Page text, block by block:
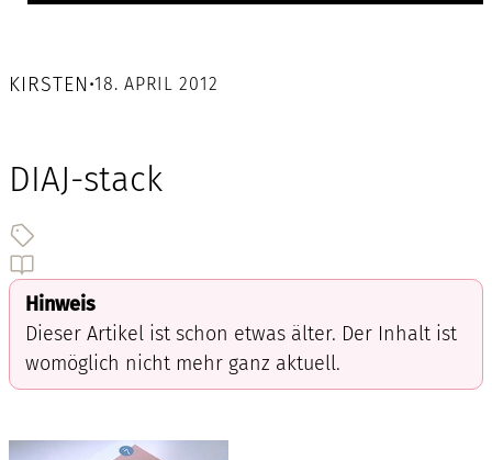
KIRSTEN•18. APRIL 2012
DIAJ-stack
Hinweis
Dieser Artikel ist schon etwas älter. Der Inhalt ist
womöglich nicht mehr ganz aktuell.